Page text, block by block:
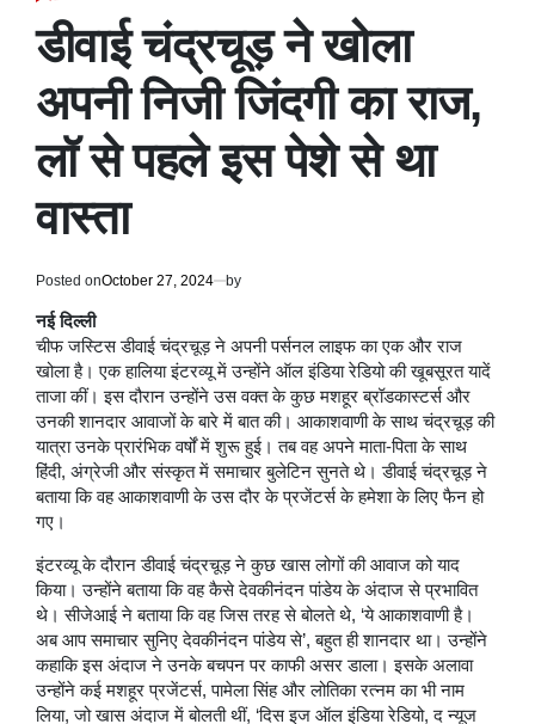
डीवाई चंद्रचूड़ ने खोला
अपनी निजी जिंदगी का राज,
लॉ से पहले इस पेशे से था
वास्ता
Posted onOctober 27, 2024 by
नई दिल्ली
चीफ जस्टिस डीवाई चंद्रचूड़ ने अपनी पर्सनल लाइफ का एक और राज
खोला है। एक हालिया इंटरव्यू में उन्होंने ऑल इंडिया रेडियो की खूबसूरत यादें
ताजा कीं। इस दौरान उन्होंने उस वक्त के कुछ मशहूर ब्रॉडकास्टर्स और
उनकी शानदार आवाजों के बारे में बात की। आकाशवाणी के साथ चंद्रचूड़ की
यात्रा उनके प्रारंभिक वर्षों में शुरू हुई। तब वह अपने माता-पिता के साथ
हिंदी, अंग्रेजी और संस्कृत में समाचार बुलेटिन सुनते थे। डीवाई चंद्रचूड़ ने
बताया कि वह आकाशवाणी के उस दौर के प्रजेंटर्स के हमेशा के लिए फैन हो
गए।
इंटरव्यू के दौरान डीवाई चंद्रचूड़ ने कुछ खास लोगों की आवाज को याद
किया। उन्होंने बताया कि वह कैसे देवकीनंदन पांडेय के अंदाज से प्रभावित
थे। सीजेआई ने बताया कि वह जिस तरह से बोलते थे, ‘ये आकाशवाणी है।
अब आप समाचार सुनिए देवकीनंदन पांडेय से’, बहुत ही शानदार था। उन्होंने
कहाकि इस अंदाज ने उनके बचपन पर काफी असर डाला। इसके अलावा
उन्होंने कई मशहूर प्रजेंटर्स, पामेला सिंह और लोतिका रत्नम का भी नाम
लिया, जो खास अंदाज में बोलती थीं, ‘दिस इज ऑल इंडिया रेडियो, द न्यूज